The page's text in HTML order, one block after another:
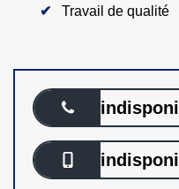
Travail de qualité